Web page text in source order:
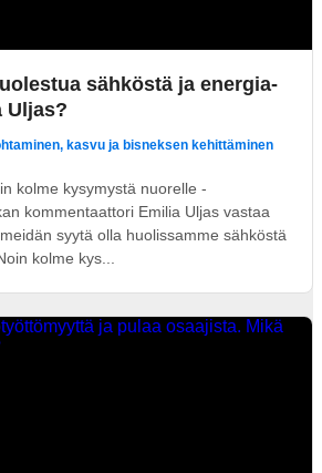
sähköstä ja energia-
Uljas?
kasvu ja bisneksen kehittäminen
kolme kysymystä nuorelle -
kommentaattori Emilia Uljas vastaa
syytä olla huolissamme sähköstä
kolme kys...